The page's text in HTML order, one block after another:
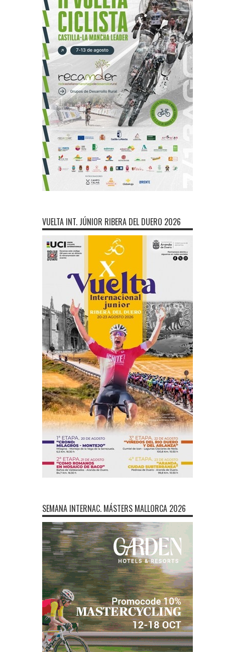
VUELTA INT. JÚNIOR RIBERA DEL DUERO 2026
SEMANA INTERNAC. MÁSTERS MALLORCA 2026